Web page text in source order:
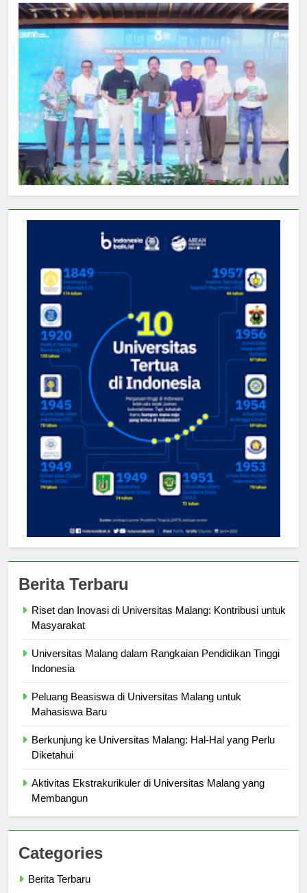
Berita Terbaru
Riset dan Inovasi di Universitas Malang: Kontribusi untuk
Universitas Malang dalam Rangkaian Pendidikan Tinggi
Peluang Beasiswa di Universitas Malang untuk
Berkunjung ke Universitas Malang: Hal-Hal yang Perlu
Aktivitas Ekstrakurikuler di Universitas Malang yang
Categories